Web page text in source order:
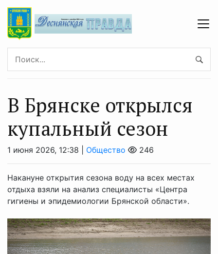
В Брянске открылся
купальный сезон
1 июня 2026, 12:38 | Общество 246
Накануне открытия сезона воду на всех местах
отдыха взяли на анализ специалисты «Центра
гигиены и эпидемиологии Брянской области».